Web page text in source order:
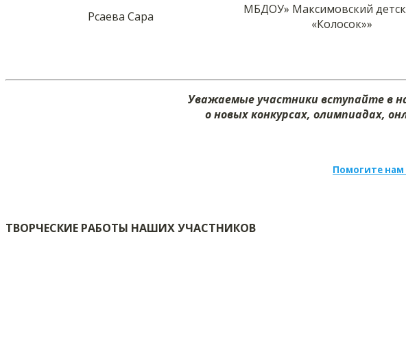
Рсаева Сара
МБДОУ» Максимовский
«Колосок»»
Уважаемые участники вступайте в
о новых конкурсах, олимпиадах,
Помогите нам
ТВОРЧЕСКИЕ РАБОТЫ НАШИХ УЧАСТНИКОВ